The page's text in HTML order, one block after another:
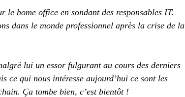
le home office en sondant des responsables IT.
dans le monde professionnel après la crise de la
lui un essor fulgurant au cours des derniers
ce qui nous intéresse aujourd’hui ce sont les
Ça tombe bien, c’est bientôt !